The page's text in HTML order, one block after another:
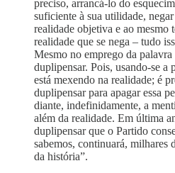
preciso, arrancá-lo do
suficiente à sua utilidade,
realidade objetiva e ao mesmo
realidade que se nega – tudo
Mesmo no emprego da
duplipensar. Pois, usando-se a
está mexendo na realidade; é
duplipensar para apagar essa
diante, indefinidamente, a
além da realidade. Em última
duplipensar que o Partido
sabemos, continuará, milhares
da história”.